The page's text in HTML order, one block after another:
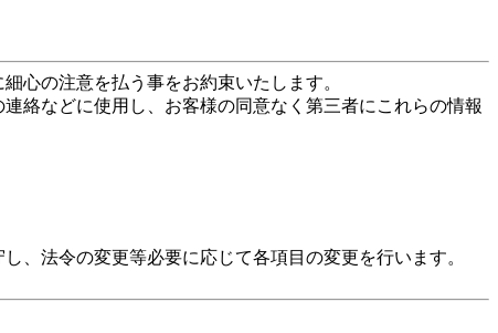
心の注意を払う事をお約束いたします。
絡などに使用し、お客様の同意なく第三者にこれらの情報
、法令の変更等必要に応じて各項目の変更を行います。